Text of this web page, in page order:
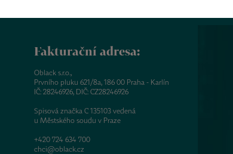
Fakturační adresa:
Oblack s.r.o.,
Prvního pluku 621/8a, 186 00 Praha - Karlín
IČ: 28246926, DIČ: CZ28246926
Spisová značka C 135103 vedená
u Městského soudu v Praze
+420 724 634 700
chci@oblack.cz